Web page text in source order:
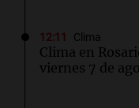
12:11 Clima
Clima en
viernes 7 de